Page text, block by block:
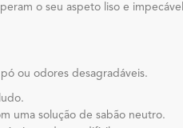
o seu aspeto liso e
ou odores desagradáveis.
uma solução de sabão neutro.